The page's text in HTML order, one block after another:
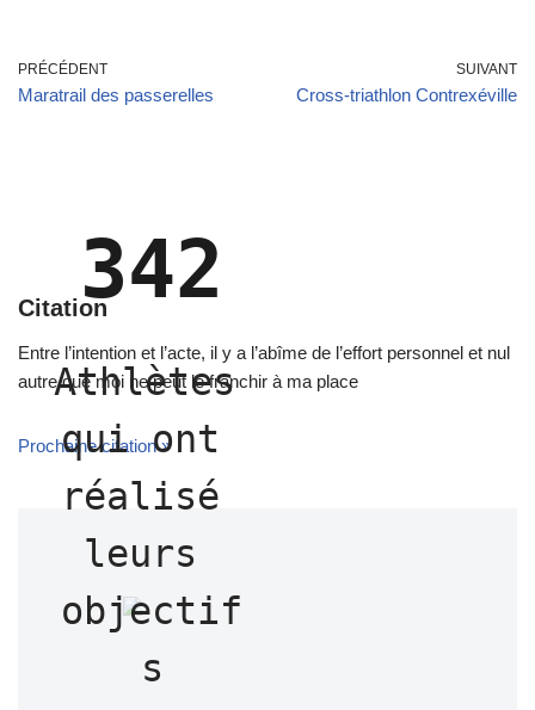
PRÉCÉDENT
Maratrail des passerelles
SUIVANT
Cross-triathlon Contrexéville
Citation
Entre l’intention et l’acte, il y a l’abîme de l’effort personnel et nul
autre que moi ne peut le franchir à ma place
Prochaine citation »
342
Athlètes
qui ont
réalisé
leurs
objectif
s